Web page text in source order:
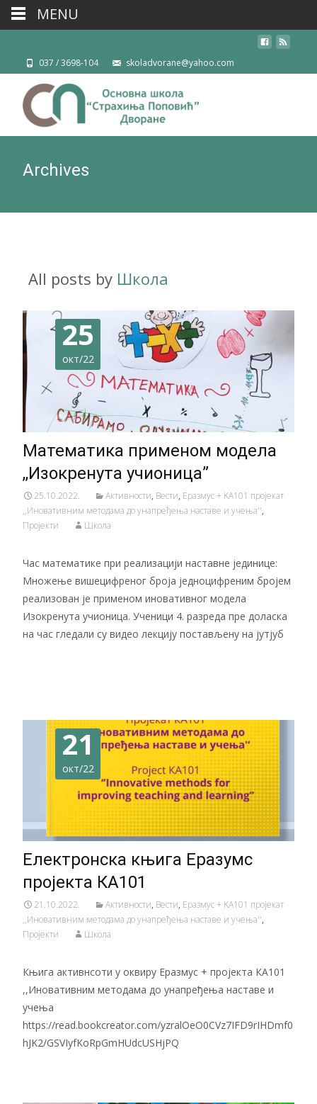
037 / 3698-104 skoladvorane@yahoo.com
Archives
All posts by Школа
25
окт/22
Математика применом модела
,,Изокренута учионица”
25.10.2022. Активности, Вести, Еразмус + KA101 пројекат
,,Иновативним методама до унапређења наставе и учења'',
Пројекти
Школа
Час математике при реализацији наставне јединице:
Множење вишецифреног броја једноцифреним бројем
реализован је применом иновативног модела
Изокренута учионица. Ученици 4. разреда пре доласка
на час гледали су видео лекцију постављену на јутјуб
21
окт/22
Електронска књига Еразумс
пројекта КА101
21.10.2022. Активности, Вести, Еразмус + KA101 пројекат
,,Иновативним методама до унапређења наставе и учења'',
Пројекти
Школа
Књига активнсоти у оквиру Еразмус + пројекта КА101
,,Иновативним методама до унапређења наставе и
учења
https://read.bookcreator.com/yzralOeO0CVz7IFD9rIHDmf0
hJK2/GSVIyfKoRpGmHUdcUSHjPQ
MENU